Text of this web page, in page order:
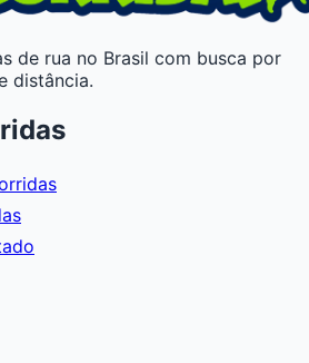
de rua no Brasil com busca por
distância.